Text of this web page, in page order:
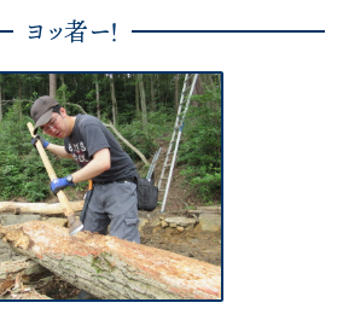
ヨッ者ー！